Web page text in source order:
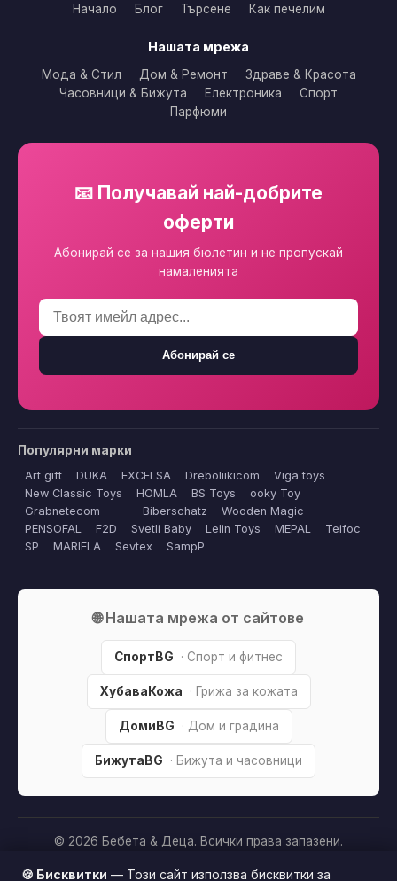
Начало Блог Търсене Как печелим
Нашата мрежа
Мода & Стил Дом & Ремонт
Здраве & Красота
Часовници & Бижута
Електроника
Спорт
Парфюми
📧 Получавай най-добрите
оферти
Абонирай се за нашия бюлетин и не пропускай
намаленията
Абонирай се
Популярни марки
Art gift DUKA EXCELSA Dreboliikicom
Viga toys
New Classic Toys
HOMLA BS Toys
ooky Toy
Grabnetecom
Biberschatz
Wooden Magic
PENSOFAL
F2D Svetli Baby Lelin Toys MEPAL
Teifoc
SP
MARIELA Sevtex SampP
🌐 Нашата мрежа от сайтове
СпортBG · Спорт и фитнес
ХубаваКожа · Грижа за кожата
ДомиBG · Дом и градина
БижутаBG · Бижута и часовници
© 2026 Бебета & Деца. Всички права запазени.
Партньорско разкриване:
Този сайт е независим и
🍪 Бисквитки — Този сайт използва бисквитки за